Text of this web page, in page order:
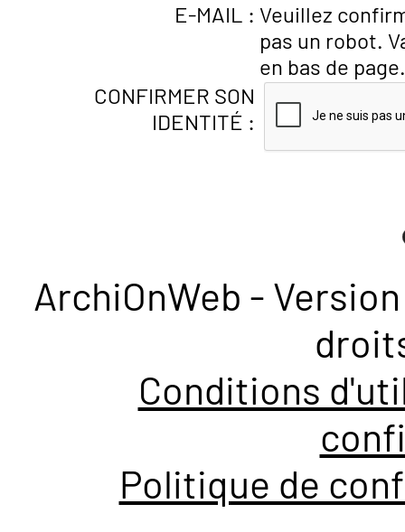
E-MAIL : Veuillez
pas un robot.
en bas de page.
CONFIRMER SON
IDENTITÉ :
ArchiOnWeb -
Conditions
Politique de